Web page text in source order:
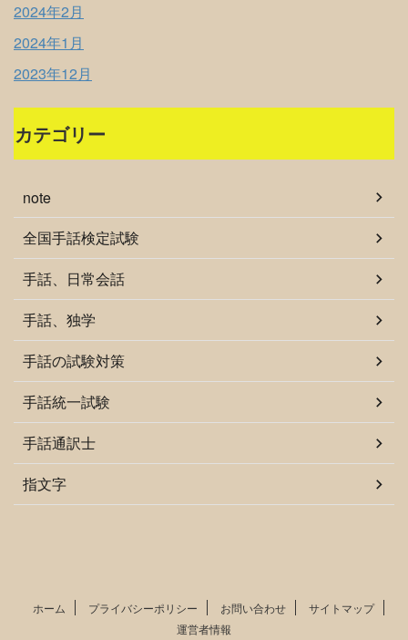
2024年2月
2024年1月
2023年12月
カテゴリー
note
全国手話検定試験
手話、日常会話
手話、独学
手話の試験対策
手話統一試験
手話通訳士
指文字
ホーム プライバシーポリシー お問い合わせ
サイトマップ
運営者情報